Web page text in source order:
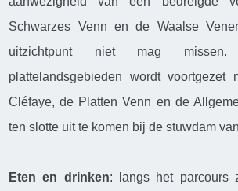
Schwarzes Venn en de Waalse
uitzichtpunt niet mag
plattelandsgebieden wordt voortgezet
Cléfaye, de Platten Venn en de
ten slotte uit te komen bij de stuwdam
Eten en drinken: langs het parcours